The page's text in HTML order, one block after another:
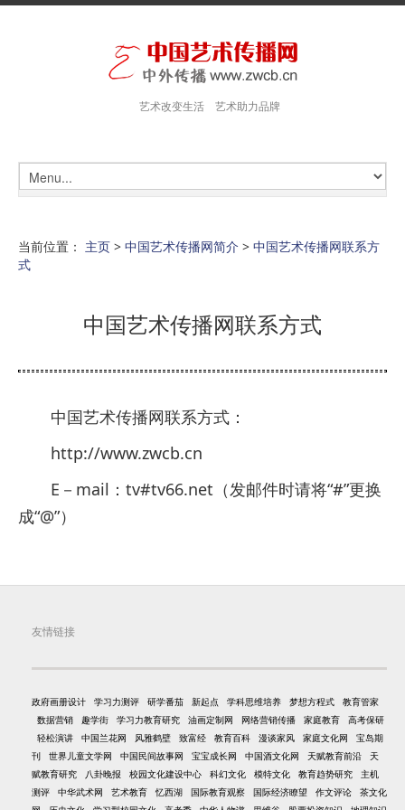
艺术改变生活 艺术助力品牌
当前位置： 主页 > 中国艺术传播网简介 > 中国艺术传播网联系方
式
中国艺术传播网联系方式
中国艺术传播网联系方式：
http://www.zwcb.cn
E－mail：tv#tv66.net（发邮件时请将“#”更换
成“@”）
友情链接
政府画册设计 学习力测评 研学番茄 新起点 学科思维培养 梦想方程式
教育管家
数据营销
趣学街 学习力教育研究 油画定制网 网络营销传播 家庭教育
高考保研
轻松演讲
中国兰花网 风雅鹤壁 致富经 教育百科 漫谈家风 家庭文化网
宝岛期
刊
世界儿童文学网 中国民间故事网 宝宝成长网 中国酒文化网 天赋教育前沿
天
赋教育研究
八卦晚报 校园文化建设中心 科幻文化 模特文化 教育趋势研究
主机
测评
中华武术网 艺术教育 忆西湖 国际教育观察 国际经济瞭望 作文评论
茶文化